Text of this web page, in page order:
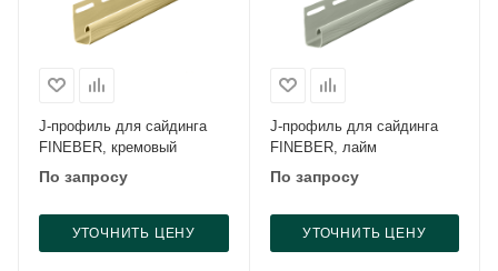
J-профиль для сайдинга
FINEBER, кремовый
По запросу
УТОЧНИТЬ ЦЕНУ
J-профиль для сайдинга
FINEBER, лайм
По запросу
УТОЧНИТЬ ЦЕНУ